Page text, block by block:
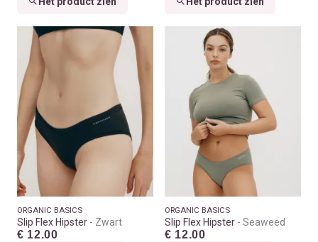
ORGANIC BASICS
Slip Flex Hipster Zwart
€ 12.00
ORGANIC BASICS
Slip Flex Hipster Seaweed
€ 12.00